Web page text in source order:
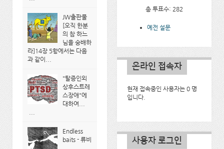
JW출판물
[오직 한분
의 참 하느
님을 숭배하
라]14장 5항에서는 다음
과 같이...
"탈증인외
상후스트레
스장애"에
대하여...
Endless
baits - 류비
총 투표수: 282
예전 설문
온라인 접속자
현재 접속중인 사용자는 0 명
입니다.
사용자 로그인